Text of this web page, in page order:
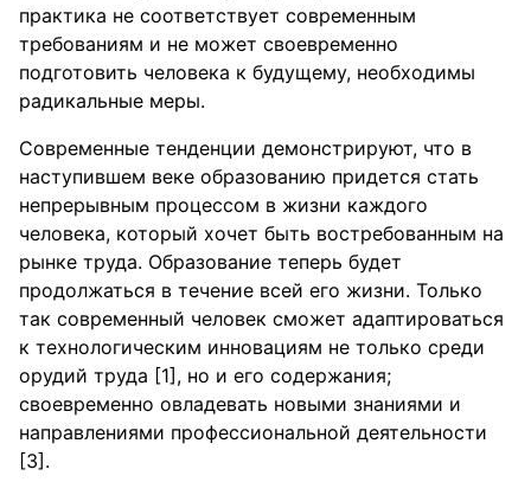
практика не соответствует современным
требованиям и не может своевременно
подготовить человека к будущему, необходимы
радикальные меры.
Современные тенденции демонстрируют, что в
наступившем веке образованию придется стать
непрерывным процессом в жизни каждого
человека, который хочет быть востребованным на
рынке труда. Образование теперь будет
продолжаться в течение всей его жизни. Только
так современный человек сможет адаптироваться
к технологическим инновациям не только среди
орудий труда [1], но и его содержания;
своевременно овладевать новыми знаниями и
направлениями профессиональной деятельности
[3].